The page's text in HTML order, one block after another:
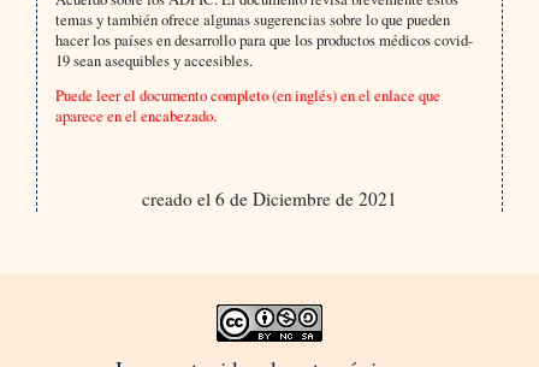
temas y también ofrece algunas sugerencias sobre lo que pueden
hacer los países en desarrollo para que los productos médicos covid-
19 sean asequibles y accesibles.
Puede leer el documento completo (en inglés) en el enlace que
aparece en el encabezado.
creado el 6 de Diciembre de 2021